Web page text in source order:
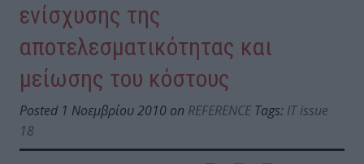
ενίσχυσης της
αποτελεσματικότητας και
μείωσης του κόστους
Posted 1 Νοεμβρίου 2010 on REFERENCETags: IT issue
18